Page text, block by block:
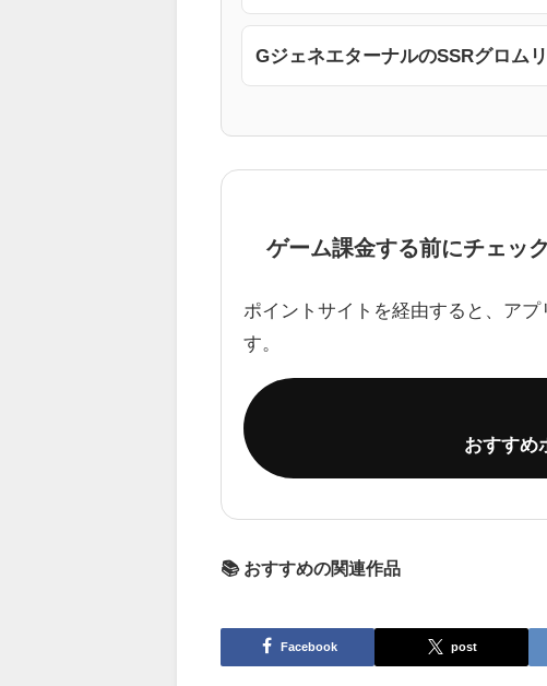
GジェネエターナルのSSRグロム
ゲーム課金する前にチェック
ポイントサイトを経由すると、ア
す。
おすすめ
📚 おすすめの関連作品
Facebook post